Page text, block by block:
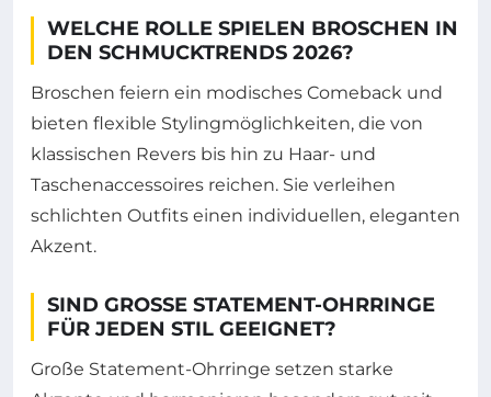
WELCHE ROLLE SPIELEN BROSCHEN IN
DEN SCHMUCKTRENDS 2026?
Broschen feiern ein modisches Comeback und
bieten flexible Stylingmöglichkeiten, die von
klassischen Revers bis hin zu Haar- und
Taschenaccessoires reichen. Sie verleihen
schlichten Outfits einen individuellen, eleganten
Akzent.
SIND GROSSE STATEMENT-OHRRINGE F
ÜR JEDEN STIL GEEIGNET?
Große Statement-Ohrringe setzen starke